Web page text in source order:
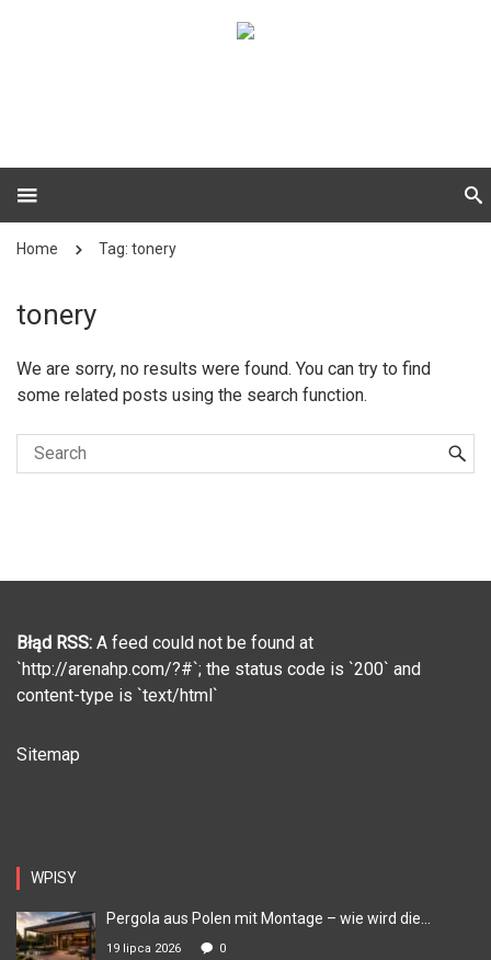
Home Tag: tonery
tonery
We are sorry, no results were found. You can try to find
some related posts using the search function.
Błąd RSS: A feed could not be found at
`http://arenahp.com/?#`; the status code is `200` and
content-type is `text/html`
Sitemap
WPISY
Pergola aus Polen mit Montage – wie wird die...
19 lipca 2026 0